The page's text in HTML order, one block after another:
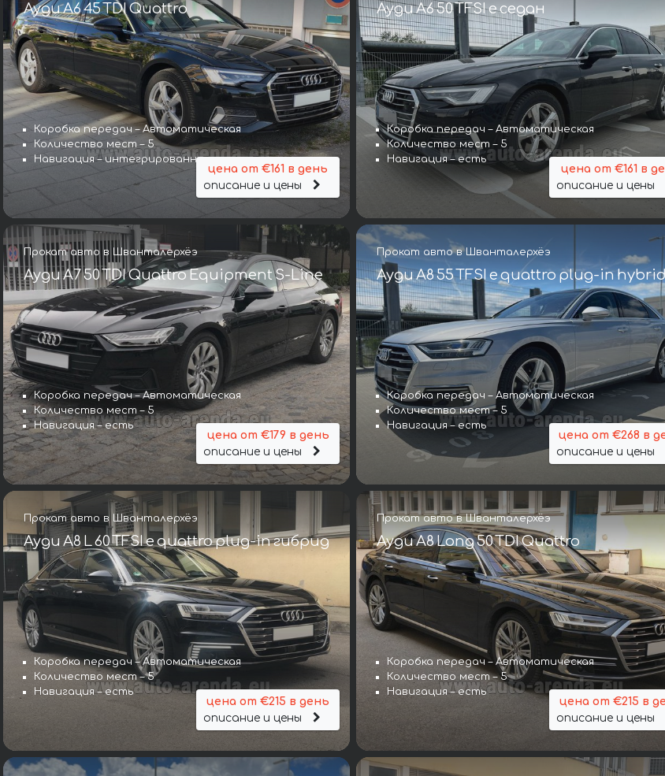
Ауди A6 45 TDI Quattro
Коробка передач – Автоматическая
Количество мест – 5
Навигация – интегрированная
цена от €161 в день
описание и цены
Ауди A6 50 TFSI e седан
Коробка передач – Автоматическая
Количество мест – 5
Навигация – есть
цена от €161 в
описание и цены
Прокат авто в Шванталерхёэ
Ауди A7 50 TDI Quattro Equipment S-Line
Коробка передач – Автоматическая
Количество мест – 5
Навигация – есть
цена от €179 в день
описание и цены
Прокат авто в Шванталерхёэ
Ауди A8 55 TFSI e quattro plug-in hybrid
Коробка передач – Автоматическая
Количество мест – 5
Навигация – есть
цена от €268 в
описание и цены
Прокат авто в Шванталерхёэ
Ауди A8 L 60 TFSI e quattro plug-in гибрид
Коробка передач – Автоматическая
Количество мест – 5
Навигация – есть
цена от €215 в день
описание и цены
Прокат авто в Шванталерхёэ
Ауди A8 Long 50 TDI Quattro
Коробка передач – Автоматическая
Количество мест – 5
Навигация – есть
цена от €215 в
описание и цены